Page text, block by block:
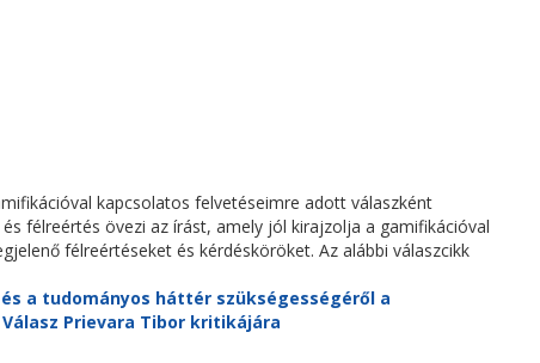
kapcsolatos felvetéseimre adott válaszként
félreértés övezi az írást, amely jól kirajzolja a gamifikációval
félreértéseket és kérdésköröket. Az alábbi válaszcikk
a tudományos háttér szükségességéről a
Prievara Tibor kritikájára